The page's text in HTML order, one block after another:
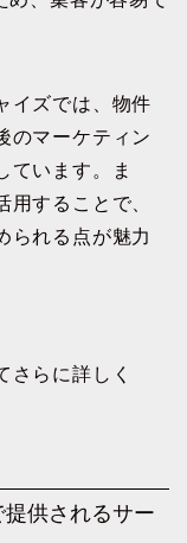
イズでは、物件
のマーケティン
ています。ま
することで、
られる点が魅力
さらに詳しく
供されるサー